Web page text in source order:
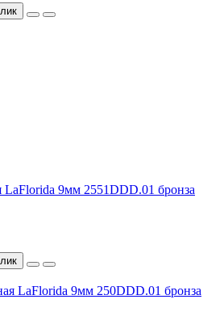
LaFlorida 9мм 2551DDD.01 бронза